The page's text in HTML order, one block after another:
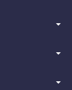
arrow_drop_down
arrow_drop_down
arrow_drop_down